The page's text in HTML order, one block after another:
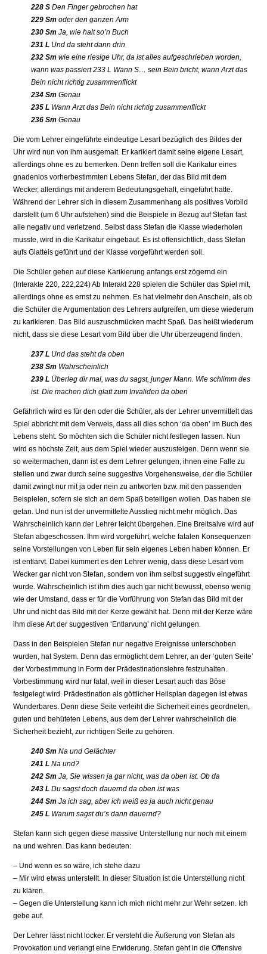
228 S Den Finger gebrochen hat
229 Sm oder den ganzen Arm
230 Sm Ja, wie halt so’n Buch
231 L Und da steht dann drin
232 Sm wie eine riesige Uhr, da ist alles aufgeschrieben worden,
wann was passiert 233 L Wann S… sein Bein bricht, wann Arzt das
Bein nicht richtig zusammenflickt
234 Sm Genau
235 L Wann Arzt das Bein nicht richtig zusammenflickt
236 Sm Genau
Die vom Lehrer eingeführte eindeutige Lesart bezüglich des Bildes der
Uhr wird nun von ihm ausgemalt. Er karikiert damit seine eigene Lesart,
allerdings ohne es zu bemerken. Denn treffen soll die Karikatur eines
gnadenlos vorherbestimmten Lebens Stefan, der das Bild mit dem
Wecker, allerdings mit anderem Bedeutungsgehalt, eingeführt hatte.
Während der Lehrer sich in diesem Zusammenhang als positives Vorbild
darstellt (um 6 Uhr aufstehen) sind die Beispiele in Bezug auf Stefan fast
alle negativ und verletzend. Selbst dass Stefan die Klasse wiederholen
musste, wird in die Karikatur eingebaut. Es ist offensichtlich, dass Stefan
aufs Glatteis geführt und der Klasse vorgeführt werden soll.
Die Schüler gehen auf diese Karikierung anfangs erst zögernd ein
(Interakte 220, 222,224) Ab Interakt 228 spielen die Schüler das Spiel mit,
allerdings ohne es ernst zu nehmen. Es hat vielmehr den Anschein, als ob
die Schüler die Argumentation des Lehrers aufgreifen, um diese wiederum
zu karikieren. Das Bild auszuschmücken macht Spaß. Das heißt wiederum
nicht, dass sie diese Lesart vom Bild über die Uhr überzeugend finden.
237 L Und das steht da oben
238 Sm Wahrscheinlich
239 L Überleg dir mal, was du sagst, junger Mann. Wie schlimm des
ist. Die machen dich glatt zum Invaliden da oben
Gefährlich wird es für den oder die Schüler, als der Lehrer unvermittelt das
Spiel abbricht mit dem Verweis, dass all dies schon ‘da oben’ im Buch des
Lebens steht. So möchten sich die Schüler nicht festlegen lassen. Nun
wird es höchste Zeit, aus dem Spiel wieder auszusteigen. Denn wenn sie
so weitermachen, dann ist es dem Lehrer gelungen, ihnen eine Falle zu
stellen und zwar durch seine suggestive Vorgehensweise, der die Schüler
damit zwingt nur mit ja oder nein zu antworten bzw. mit den passenden
Beispielen, sofern sie sich an dem Spaß beteiligen wollen. Das haben sie
getan. Und nun ist der unvermittelte Ausstieg nicht mehr möglich. Das
Wahrscheinlich kann der Lehrer leicht übergehen. Eine Breitsalve wird auf
Stefan abgeschossen. Ihm wird vorgeführt, welche fatalen Konsequenzen
seine Vorstellungen von Leben für sein eigenes Leben haben können. Er
ist entlarvt. Dabei kümmert es den Lehrer wenig, dass diese Lesart vom
Wecker gar nicht von Stefan, sondern von ihm selbst suggestiv eingeführt
wurde. Wahrscheinlich ist ihm dies auch gar nicht bewusst, ebenso wenig
wie der Umstand, dass er für die Vorführung von Stefan das Bild mit der
Uhr und nicht das Bild mit der Kerze gewählt hat. Denn mit der Kerze wäre
ihm diese Art der suggestiven ‘Entlarvung’ nicht gelungen.
Dass in den Beispielen Stefan nur negative Ereignisse unterschoben
wurden, hat System. Denn das ermöglicht dem Lehrer, an der ‘guten Seite’
der Vorbestimmung in Form der Prädestinationslehre festzuhalten.
Vorbestimmung wird nur fatal, weil in dieser Lesart auch das Böse
festgelegt wird. Prädestination als göttlicher Heilsplan dagegen ist etwas
Wunderbares. Denn diese Seite verleiht die Sicherheit eines geordneten,
guten und behüteten Lebens, aus dem der Lehrer wahrscheinlich die
Sicherheit bezieht, zur richtigen Seite zu gehören.
240 Sm Na und Gelächter
241 L Na und?
242 Sm Ja, Sie wissen ja gar nicht, was da oben ist. Ob da
243 L Du sagst doch dauernd da oben ist was
244 Sm Ja ich sag, aber ich weiß es ja auch nicht genau
245 L Warum sagst du’s dann dauernd?
Stefan kann sich gegen diese massive Unterstellung nur noch mit einem
na und wehren. Das kann bedeuten:
– Und wenn es so wäre, ich stehe dazu
– Mir wird etwas unterstellt. In dieser Situation ist die Unterstellung nicht
zu klären.
– Gegen die Unterstellung kann ich mich nicht mehr zur Wehr setzen. Ich
gebe auf.
Der Lehrer lässt nicht locker. Er versteht die Äußerung von Stefan als
Provokation und verlangt eine Erwiderung. Stefan geht in die Offensive